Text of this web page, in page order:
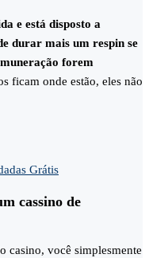
e está disposto a
durar mais um respin se
forem
ficam onde estão, eles não
Grátis
cassino de
casino, você simplesmente